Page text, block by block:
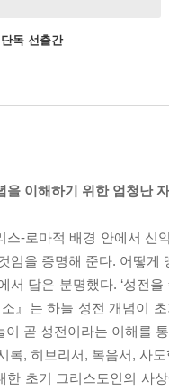
독 선출간
을 이해하기 위한 엄청난
스-로마적 배경 안에서 신
임을 증명해 준다. 어떻
서 답은 분명했다. ‘성전
』는 하늘 성전 개념이
이 곧 성전이라는 이해를
록, 히브리서, 복음서, 사
한 초기 그리스도인의 사